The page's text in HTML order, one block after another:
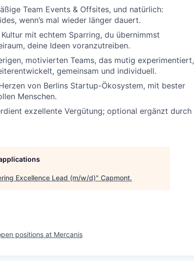
Team Events & Offsites, und natürlich:
wenn’s mal wieder länger dauert.
mit echtem Sparring, du übernimmst
deine Ideen voranzutreiben.
motivierten Teams, das mutig experimentiert,
gemeinsam und individuell.
von Berlins Startup-Ökosystem, mit bester
Menschen.
exzellente Vergütung; optional ergänzt durch
Excellence Lead (m/w/d)" Capmont.
positions at Mercanis